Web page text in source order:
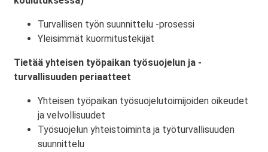
Turvallisen työn suunnittelu -prosessi
Yleisimmät kuormitustekijät
Tietää yhteisen työpaikan työsuojelun ja -
turvallisuuden periaatteet
Yhteisen työpaikan työsuojelutoimijoiden oikeudet
ja velvollisuudet
Työsuojelun yhteistoiminta ja työturvallisuuden
suunnittelu